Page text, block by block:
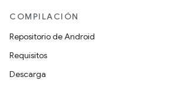
COMPILACIÓN
Repositorio de Android
Requisitos
Descarga